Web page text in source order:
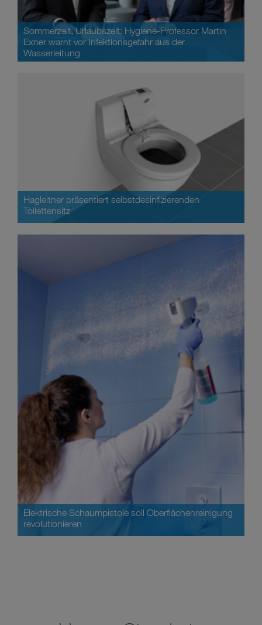
Sommerzeit, Urlaubszeit: Hygiene-Professor Martin
Exner warnt vor Infektionsgefahr aus der
Wasserleitung
Hagleitner präsentiert selbstdesinfizierenden
Toilettensitz
Elektrische Schaumpistole soll Oberflächenreinigung
revolutionieren